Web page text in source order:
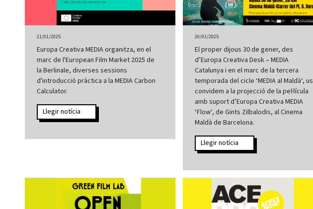
21/01/2025
Europa Creativa MEDIA organitza, en el
marc de l'European Film Market 2025 de
la Berlinale, diverses sessions
d'introducció pràctica a la MEDIA Carbon
Calculator.
Llegir notícia
20/01/2025
El proper dijous 30 de gener, des
d’Europa Creativa Desk – MEDIA
Catalunya i en el marc de la tercera
temporada del cicle ‘MEDIA al Maldà‘, us
convidem a la projecció de la pel·lícula
amb suport d’Europa Creativa MEDIA
‘Flow‘, de Gints Zilbalodis, al Cinema
Maldà de Barcelona.
Llegir notícia